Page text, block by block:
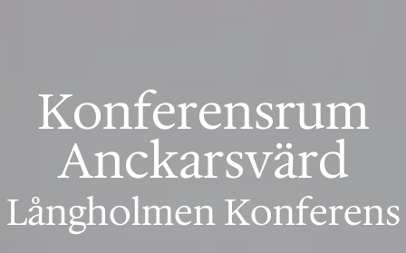
Konferensrum
Anckarsvärd
Långholmen Konferens